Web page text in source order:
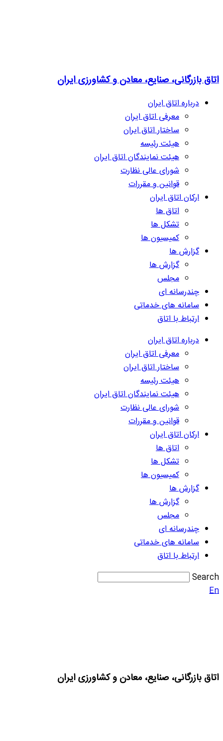
اتاق بازرگانی، صنایع، معادن و کشاورزی ایران
درباره اتاق ایران
معرفی اتاق ایران
ساختار اتاق ایران
هیئت رئیسه
هیئت نمایندگان اتاق ایران
شورای عالی نظارت
قوانین و مقررات
ارکان اتاق ایران
اتاق ها
تشکل ها
کمیسیون ها
گزارش ها
گزارش ها
مجلس
چندرسانه ای
سامانه های خدماتی
ارتباط با اتاق
درباره اتاق ایران
معرفی اتاق ایران
ساختار اتاق ایران
هیئت رئیسه
هیئت نمایندگان اتاق ایران
شورای عالی نظارت
قوانین و مقررات
ارکان اتاق ایران
اتاق ها
تشکل ها
کمیسیون ها
گزارش ها
گزارش ها
مجلس
چندرسانه ای
سامانه های خدماتی
ارتباط با اتاق
Search
En
اتاق بازرگانی، صنایع، معادن و کشاورزی ایران